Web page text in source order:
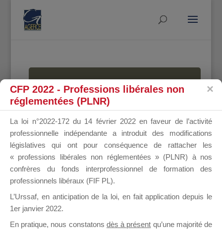
MALLETTE
DU
DIRIGEANT
Groupe Public
CFP 2022 - Professions libérales non
réglementées (PLNR)
La loi n°2022-172 du 14 février 2022 en faveur de l’activité
professionnelle indépendante a introduit des modifications
législatives qui ont pour conséquence de rattacher les
« professions libérales non réglementées » (PLNR) à nos
confrères du fonds interprofessionnel de formation des
professionnels libéraux (FIF PL).
L’Urssaf, en anticipation de la loi, en fait application depuis le
1er janvier 2022.
En pratique, nous constatons dès à présent qu’une majorité de